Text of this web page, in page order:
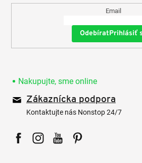
Email
Prihlásiť
Nakupujte, sme online
Zákaznícka podpora
Kontaktujte nás Nonstop 24/7